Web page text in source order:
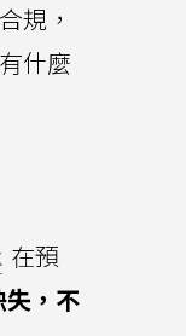
規，
什麼
在預
，不